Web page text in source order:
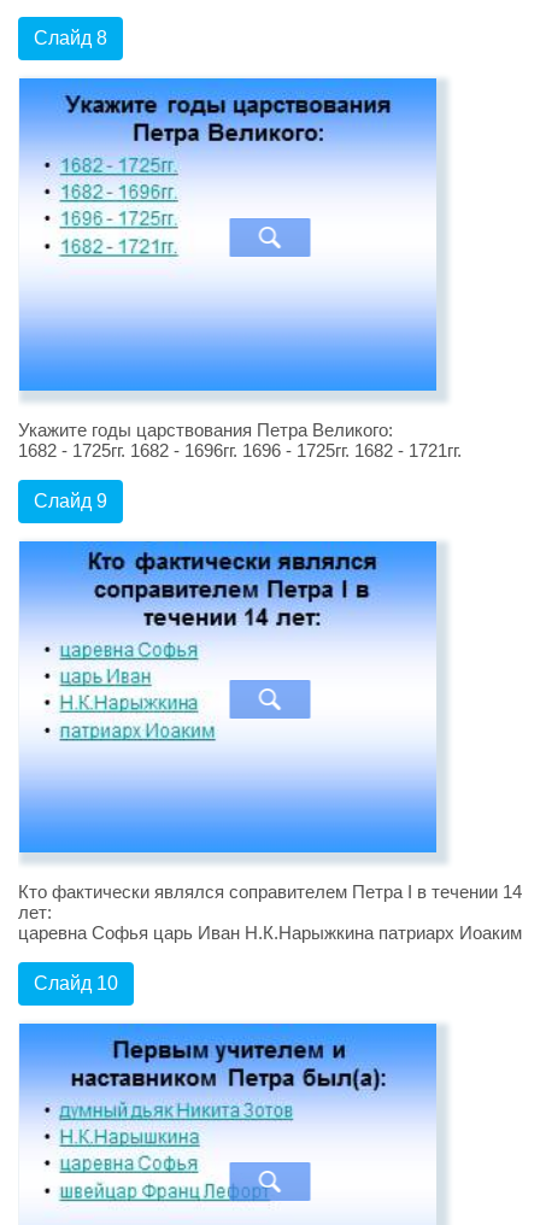
Слайд 8
Укажите годы царствования Петра Великого:
1682 - 1725гг. 1682 - 1696гг. 1696 - 1725гг. 1682 - 1721гг.
Слайд 9
Кто фактически являлся соправителем Петра I в течении 14
лет:
царевна Софья царь Иван Н.К.Нарыжкина патриарх Иоаким
Слайд 10